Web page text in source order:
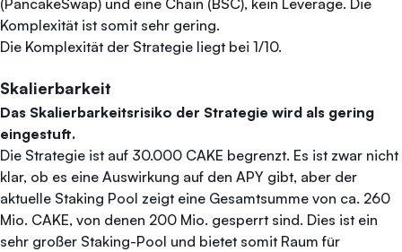
(PancakeSwap) und eine Chain (BSC), kein Leverage. Die
Komplexität ist somit sehr gering.
Die Komplexität der Strategie liegt bei 1/10.
Skalierbarkeit
Das Skalierbarkeitsrisiko der Strategie wird als gering
eingestuft.
Die Strategie ist auf 30.000 CAKE begrenzt. Es ist zwar nicht
klar, ob es eine Auswirkung auf den APY gibt, aber der
aktuelle Staking Pool zeigt eine Gesamtsumme von ca. 260
Mio. CAKE, von denen 200 Mio. gesperrt sind. Dies ist ein
sehr großer Staking-Pool und bietet somit Raum für